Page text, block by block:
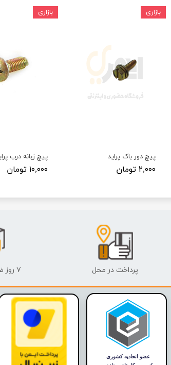
پیچ زبانه درب
۱۰,۰۰۰ تومان
بازاری
پیچ دور باک پراید
۲,۰۰۰ تومان
بازاری
پرداخت در محل ۷ روز ضمانت بازگشت